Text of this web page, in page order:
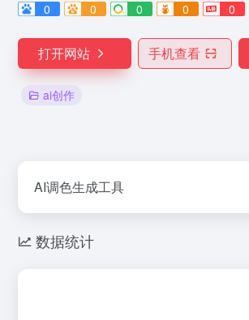
0
0 0 0 0
打开网站 手机查看
ai创作
AI调色生成工具
数据统计